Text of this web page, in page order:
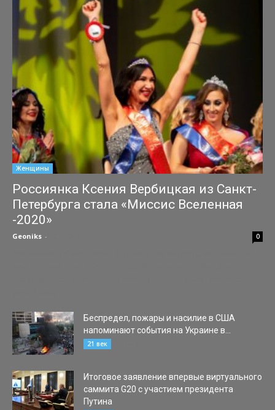
Женщины
Россиянка Ксения Вербицкая из Санкт-
Петербурга стала «Миссис Вселенная
-2020»
Geoniks - 0
Беспредел, пожары и насилие в США
напоминают события на Украине в...
21 век
Итоговое заявление впервые виртуального
саммита G20 с участием президента
Путина